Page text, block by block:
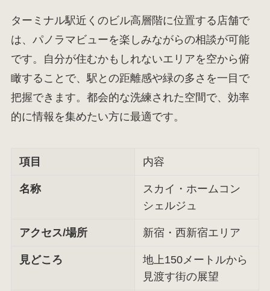
ターミナル駅近くのビル高層階に位置する店舗で
は、パノラマビューを楽しみながらの相談が可能
です。自分が住むかもしれないエリアを空から俯
瞰することで、駅との距離感や緑の多さを一目で
把握できます。都会的な洗練された空間で、効率
的に情報を集めたい方に最適です。
項目 内容
名称
スカイ・ホームコン
シェルジュ
アクセス/場所 新宿・西新宿エリア
見どころ
地上150メートルから
見渡す街の展望